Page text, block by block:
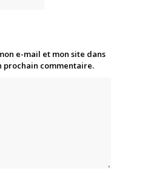
e-mail et mon site dans
prochain commentaire.